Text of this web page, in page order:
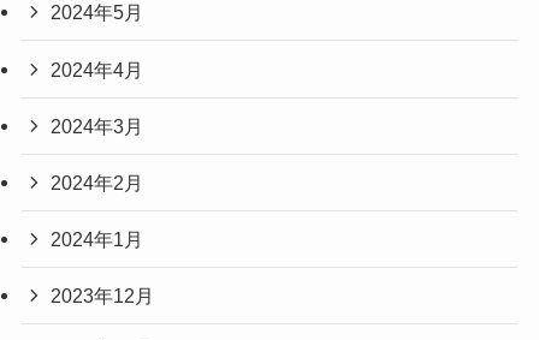
2024年5月
2024年4月
2024年3月
2024年2月
2024年1月
2023年12月